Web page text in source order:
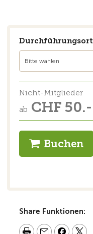
Durchführungsort
Bitte wählen
Nicht-Mitglieder
ab CHF 50.-
Buchen
Share Funktionen: